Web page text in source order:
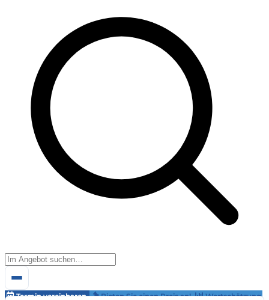
Termin vereinbaren Bieten Sie einen Preis an!
Wertschätzung